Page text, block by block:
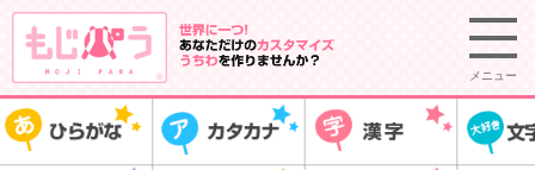
メニュー